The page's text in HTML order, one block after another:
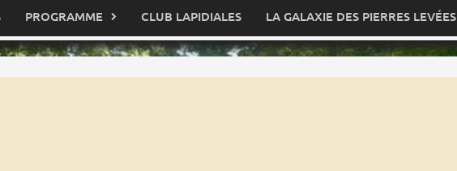
PROGRAMME CLUB LAPIDIALES LA GALAXIE DES PIERRES LEVÉES